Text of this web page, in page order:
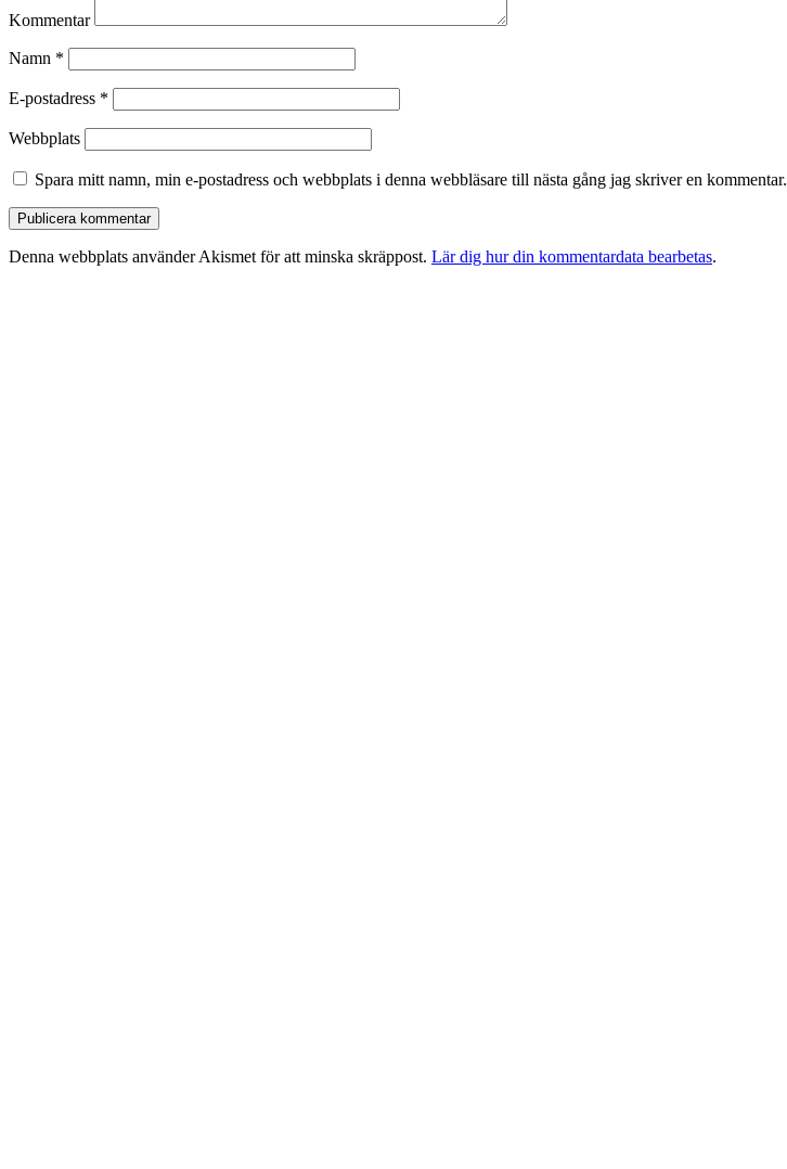
Kommentar
Namn *
E-postadress *
Webbplats
Spara mitt namn, min e-postadress och webbplats i denna webbläsare till nästa gång jag skriver en kommentar.
Denna webbplats använder Akismet för att minska skräppost. Lär dig hur din kommentardata bearbetas.